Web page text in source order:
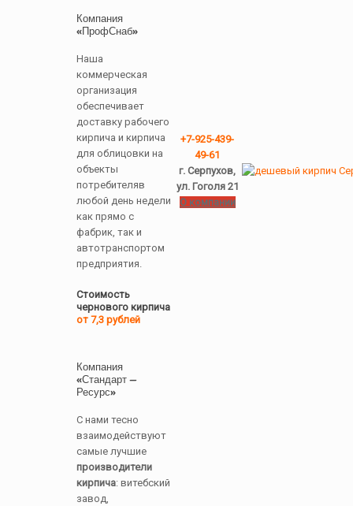
Компания
«ПрофСнаб»
Наша
коммерческая
организация
обеспечивает
доставку рабочего
кирпича и кирпича
для облицовки на
объекты
потребителяв
любой день недели
как прямо с
фабрик, так и
автотранспортом
предприятия.
Стоимость
чернового кирпича
от 7,3 рублей
+7-925-439-
49-61
г. Серпухов,
ул. Гоголя 21
О компании
Компания
«Стандарт —
Ресурс»
С нами тесно
взаимодействуют
самые лучшие
производители
кирпича: витебский
завод,